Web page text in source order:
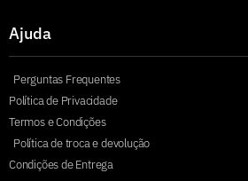
Ajuda
Perguntas Frequentes
Política de Privacidade
Termos e Condições
Política de troca e devolução
Condições de Entrega